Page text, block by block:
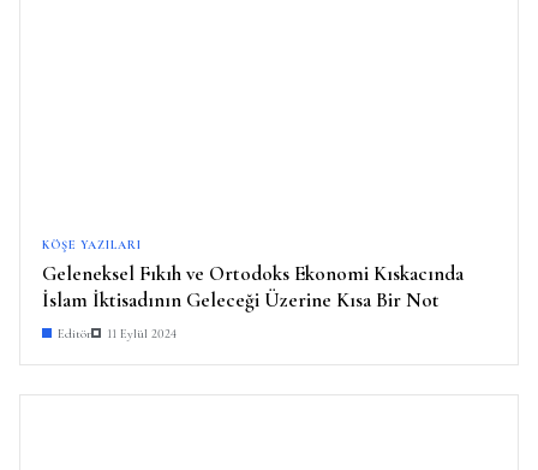
KÖŞE YAZILARI
Geleneksel Fıkıh ve Ortodoks Ekonomi Kıskacında
İslam İktisadının Geleceği Üzerine Kısa Bir Not
Editör 11 Eylül 2024